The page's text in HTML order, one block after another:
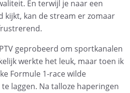
En terwijl je naar een
kijkt, kan de stream er zomaar
geprobeerd om sportkanalen
werkte het leuk, maar toen ik
Formule 1-race wilde
laggen. Na talloze haperingen